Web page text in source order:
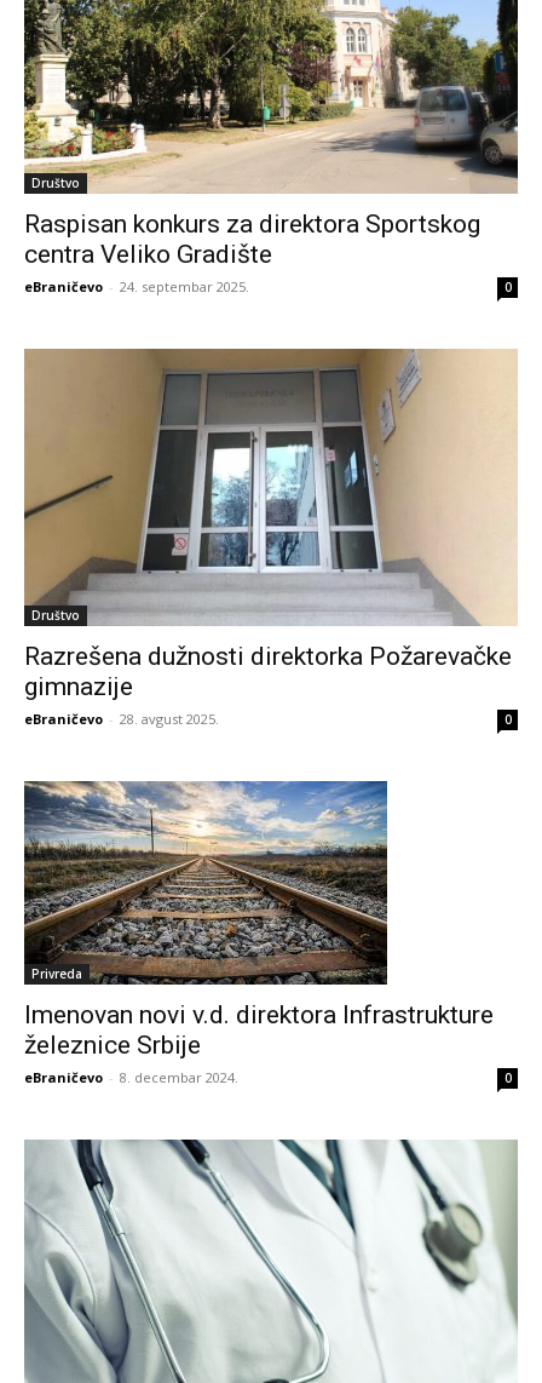
Društvo
Raspisan konkurs za direktora Sportskog
centra Veliko Gradište
eBraničevo - 24. septembar 2025. 0
Društvo
Razrešena dužnosti direktorka Požarevačke
gimnazije
eBraničevo - 28. avgust 2025. 0
Privreda
Imenovan novi v.d. direktora Infrastrukture
železnice Srbije
eBraničevo - 8. decembar 2024. 0